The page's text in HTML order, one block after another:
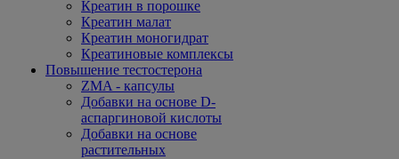
Креатин в порошке
Креатин малат
Креатин моногидрат
Креатиновые комплексы
Повышение тестостерона
ZMA - капсулы
Добавки на основе D-
аспаргиновой кислоты
Добавки на основе
растительных